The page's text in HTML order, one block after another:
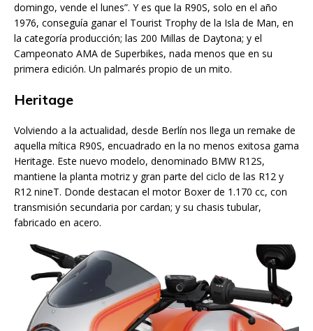
domingo, vende el lunes”. Y es que la R90S, solo en el año
1976, conseguía ganar el Tourist Trophy de la Isla de Man, en
la categoría producción; las 200 Millas de Daytona; y el
Campeonato AMA de Superbikes, nada menos que en su
primera edición. Un palmarés propio de un mito.
Heritage
Volviendo a la actualidad, desde Berlín nos llega un remake de
aquella mítica R90S, encuadrado en la no menos exitosa gama
Heritage. Este nuevo modelo, denominado BMW R12S,
mantiene la planta motriz y gran parte del ciclo de las R12 y
R12 nineT. Donde destacan el motor Boxer de 1.170 cc, con
transmisión secundaria por cardan; y su chasis tubular,
fabricado en acero.